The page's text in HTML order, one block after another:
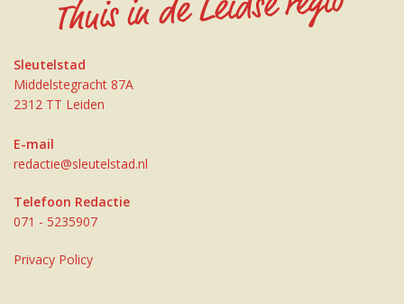
Sleutelstad
Middelstegracht 87A
2312 TT Leiden
E-mail
redactie@sleutelstad.nl
Telefoon Redactie
071 - 5235907
Privacy Policy